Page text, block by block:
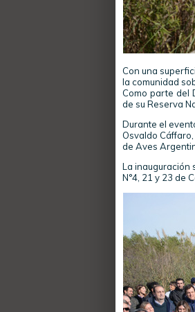
Con una
la comunidad
Como parte del
de su Reserva
Durante el
Osvaldo
de Aves
La inauguración
N°4, 21 y 23 de